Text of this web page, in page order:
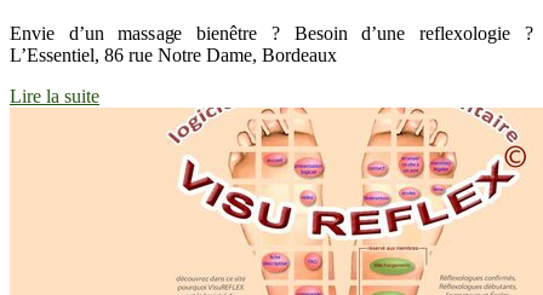
Envie d’un massage bienêtre ? Besoin d’une reflexologie ?
L’Essentiel, 86 rue Notre Dame, Bordeaux
Lire la suite